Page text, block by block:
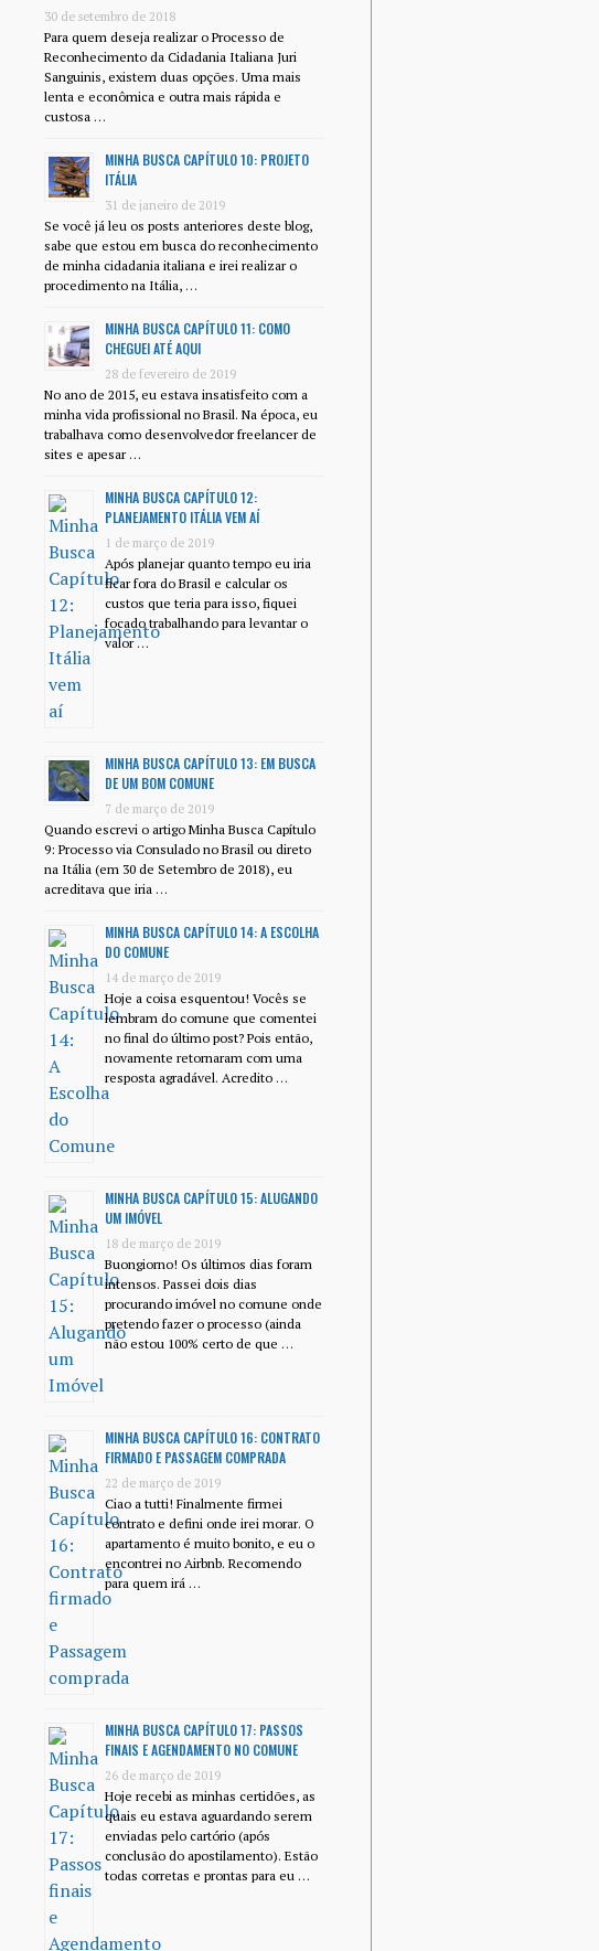
30 de setembro de 2018
Para quem deseja realizar o Processo de
Reconhecimento da Cidadania Italiana Juri
Sanguinis, existem duas opções. Uma mais
lenta e econômica e outra mais rápida e
custosa …
MINHA BUSCA CAPÍTULO 10: PROJETO
ITÁLIA
31 de janeiro de 2019
Se você já leu os posts anteriores deste blog,
sabe que estou em busca do reconhecimento
de minha cidadania italiana e irei realizar o
procedimento na Itália, …
MINHA BUSCA CAPÍTULO 11: COMO
CHEGUEI ATÉ AQUI
28 de fevereiro de 2019
No ano de 2015, eu estava insatisfeito com a
minha vida profissional no Brasil. Na época, eu
trabalhava como desenvolvedor freelancer de
sites e apesar …
MINHA BUSCA CAPÍTULO 12:
PLANEJAMENTO ITÁLIA VEM AÍ
1 de março de 2019
Após planejar quanto tempo eu iria
ficar fora do Brasil e calcular os
custos que teria para isso, fiquei
focado trabalhando para levantar o
valor …
MINHA BUSCA CAPÍTULO 13: EM BUSCA
DE UM BOM COMUNE
7 de março de 2019
Quando escrevi o artigo Minha Busca Capítulo
9: Processo via Consulado no Brasil ou direto
na Itália (em 30 de Setembro de 2018), eu
acreditava que iria …
MINHA BUSCA CAPÍTULO 14: A ESCOLHA
DO COMUNE
14 de março de 2019
Hoje a coisa esquentou! Vocês se
lembram do comune que comentei
no final do último post? Pois então,
novamente retornaram com uma
resposta agradável. Acredito …
MINHA BUSCA CAPÍTULO 15: ALUGANDO
UM IMÓVEL
18 de março de 2019
Buongiorno! Os últimos dias foram
intensos. Passei dois dias
procurando imóvel no comune onde
pretendo fazer o processo (ainda
não estou 100% certo de que …
MINHA BUSCA CAPÍTULO 16: CONTRATO
FIRMADO E PASSAGEM COMPRADA
22 de março de 2019
Ciao a tutti! Finalmente firmei
contrato e defini onde irei morar. O
apartamento é muito bonito, e eu o
encontrei no Airbnb. Recomendo
para quem irá …
MINHA BUSCA CAPÍTULO 17: PASSOS
FINAIS E AGENDAMENTO NO COMUNE
26 de março de 2019
Hoje recebi as minhas certidões, as
quais eu estava aguardando serem
enviadas pelo cartório (após
conclusão do apostilamento). Estão
todas corretas e prontas para eu …